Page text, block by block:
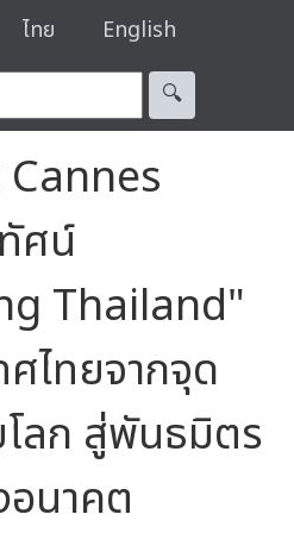
ไทย English
🔍︎
ศน์
Thailand"
ศไทยจากจุด
ลก สู่พันธมิตร
นาคต